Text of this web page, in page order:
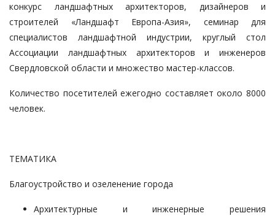
конкурс ландшафтных архитекторов, дизайнеров и
строителей «Ландшафт Европа-Азия», семинар для
специалистов ландшафтной индустрии, круглый стол
Ассоциации ландшафтных архитекторов и инженеров
Свердловской области и множество мастер-классов.
Количество посетителей ежегодно составляет около 8000
человек.
ТЕМАТИКА
Благоустройство и озеленение города
Архитектурные и инженерные решения